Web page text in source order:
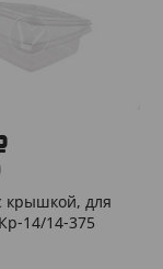
крышкой, для
14/14-375